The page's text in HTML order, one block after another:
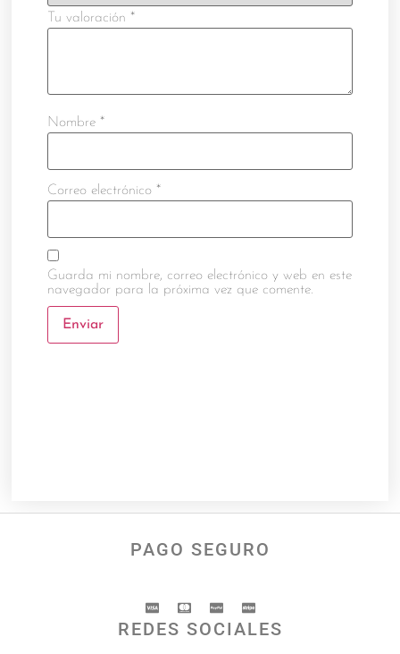
Tu valoración *
Nombre *
Correo electrónico *
Guarda mi nombre, correo electrónico y web en este
navegador para la próxima vez que comente.
PAGO SEGURO
REDES SOCIALES